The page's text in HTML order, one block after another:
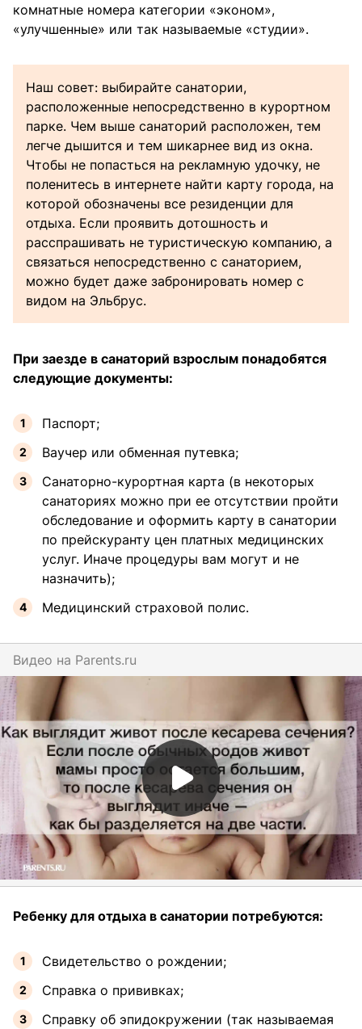
комнатные номера категории «эконом»,
«улучшенные» или так называемые «студии».
Наш совет: выбирайте санатории,
расположенные непосредственно в курортном
парке. Чем выше санаторий расположен, тем
легче дышится и тем шикарнее вид из окна.
Чтобы не попасться на рекламную удочку, не
поленитесь в интернете найти карту города, на
которой обозначены все резиденции для
отдыха. Если проявить дотошность и
расспрашивать не туристическую компанию, а
связаться непосредственно с санаторием,
можно будет даже забронировать номер с
видом на Эльбрус.
При заезде в санаторий взрослым понадобятся
следующие документы:
Паспорт;
Ваучер или обменная путевка;
Санаторно-курортная карта (в некоторых
санаториях можно при ее отсутствии пройти
обследование и оформить карту в санатории
по прейскуранту цен платных медицинских
услуг. Иначе процедуры вам могут и не
назначить);
Медицинский страховой полис.
Видео на parents.ru
Ребенку для отдыха в санатории потребуются:
Свидетельство о рождении;
Справка о прививках;
Справку об эпидокружении (так называемая